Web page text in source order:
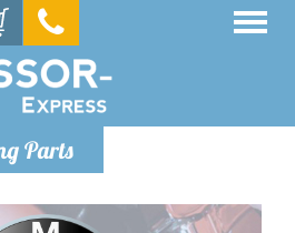
Parts